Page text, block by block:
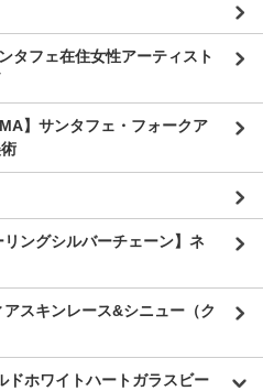
タフェ在住女性アーティスト
】サンタフェ・フォークア
ングシルバーチェーン】ネ
スキンレース&シニュー（ク
ドホワイトハートガラスビー